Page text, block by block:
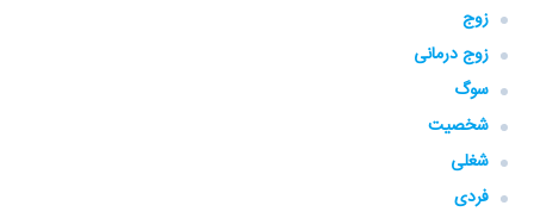
زوج
زوج درمانی
سوگ
شخصیت
شغلی
فردی